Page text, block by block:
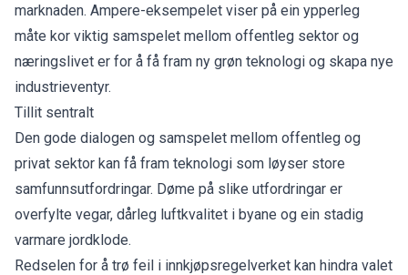
marknaden. Ampere-eksempelet viser på ein ypperleg
måte kor viktig samspelet mellom offentleg sektor og
næringslivet er for å få fram ny grøn teknologi og skapa nye
industrieventyr.
Tillit sentralt
Den gode dialogen og samspelet mellom offentleg og
privat sektor kan få fram teknologi som løyser store
samfunnsutfordringar. Døme på slike utfordringar er
overfylte vegar, dårleg luftkvalitet i byane og ein stadig
varmare jordklode.
Redselen for å trø feil i innkjøpsregelverket kan hindra valet